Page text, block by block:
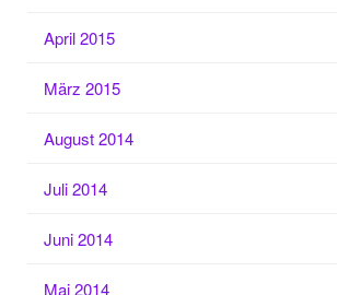
April 2015
März 2015
August 2014
Juli 2014
Juni 2014
Mai 2014